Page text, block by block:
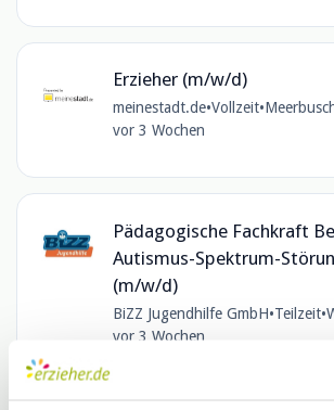
Erzieher (m/w/d)
meinestadt.de•Vollzeit•
vor 3 Wochen
Pädagogische Fachkraft
Autismus-Spektrum-
(m/w/d)
BiZZ Jugendhilfe GmbH•Teilzeit•
vor 3 Wochen